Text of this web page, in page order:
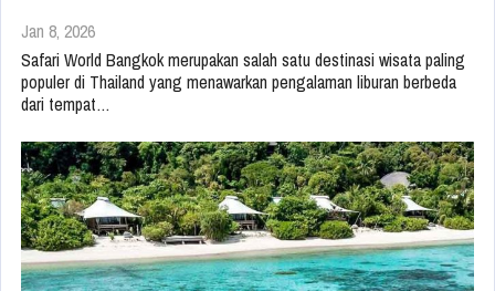
Jan 8, 2026
Safari World Bangkok merupakan salah satu destinasi wisata paling
populer di Thailand yang menawarkan pengalaman liburan berbeda
dari tempat…